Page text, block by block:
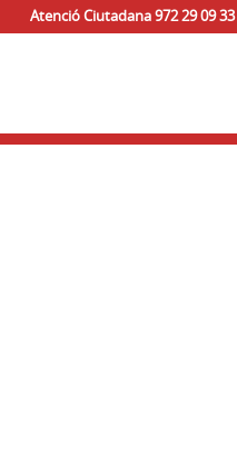
Atenció Ciutadana 972 29 09 33